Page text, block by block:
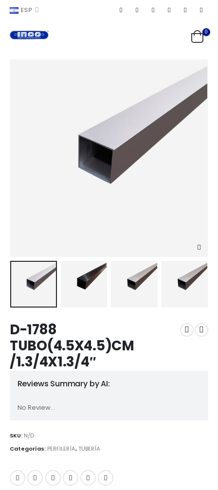
ESP
0
D-1788
TUBO(4.5X4.5)CM
/1.3/4X1.3/4″
Reviews Summary by AI:
No Review...
SKU: N/D
Categorías: PERFILERÍA,TUBERÍA